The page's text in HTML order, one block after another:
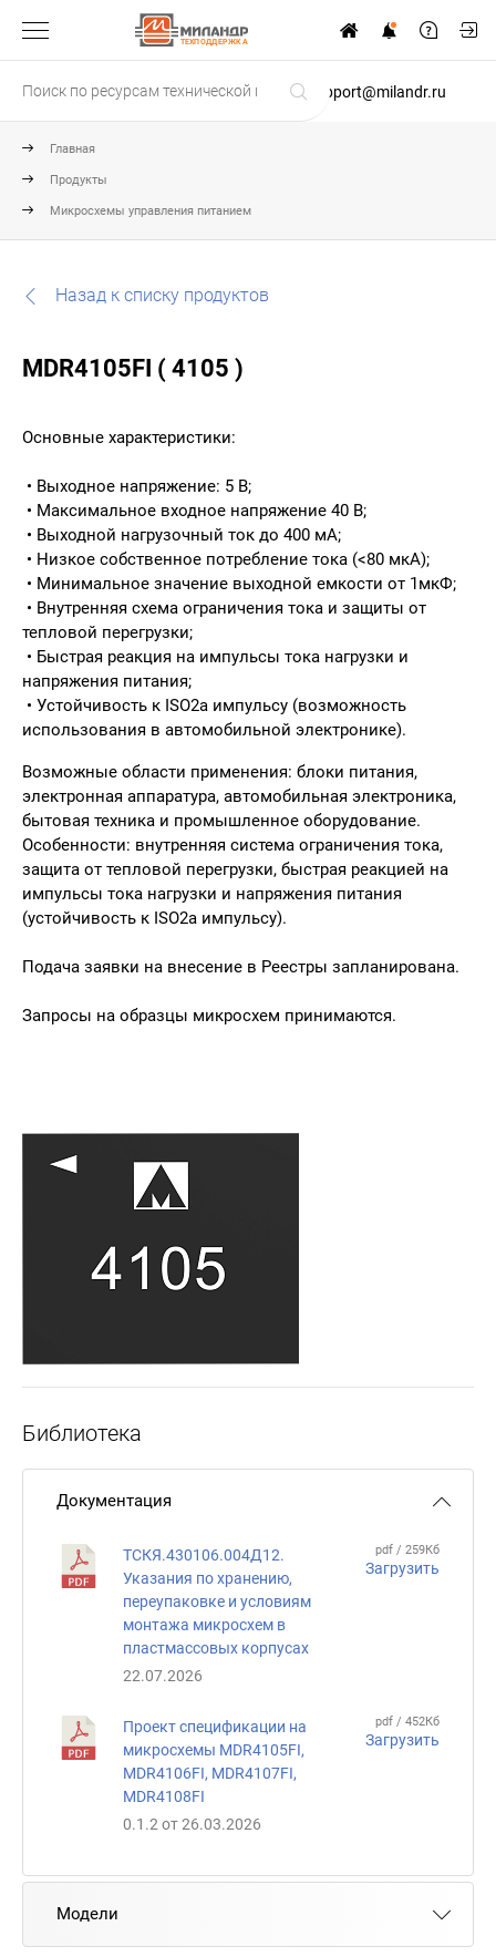
ТЕХПОДДЕРЖКА
support@milandr.ru
Главная
Продукты
Микросхемы управления питанием
Назад к списку продуктов
MDR4105FI ( 4105 )
Основные характеристики:
• Выходное напряжение: 5 В;
• Максимальное входное напряжение 40 В;
• Выходной нагрузочный ток до 400 мА;
• Низкое собственное потребление тока (<80 мкА);
• Минимальное значение выходной емкости от 1мкФ;
• Внутренняя схема ограничения тока и защиты от
тепловой перегрузки;
• Быстрая реакция на импульсы тока нагрузки и
напряжения питания;
• Устойчивость к ISO2a импульсу (возможность
использования в автомобильной электронике).
Возможные области применения: блоки питания,
электронная аппаратура, автомобильная электроника,
бытовая техника и промышленное оборудование.
Особенности: внутренняя система ограничения тока,
защита от тепловой перегрузки, быстрая реакцией на
импульсы тока нагрузки и напряжения питания
(устойчивость к ISO2a импульсу).
Подача заявки на внесение в Реестры запланирована.
Запросы на образцы микросхем принимаются.
Библиотека
Документация
ТСКЯ.430106.004Д12.
Указания по хранению,
переупаковке и условиям
монтажа микросхем в
пластмассовых корпусах
22.07.2026
pdf / 259Кб
Загрузить
Проект спецификации на
микросхемы MDR4105FI,
MDR4106FI, MDR4107FI,
MDR4108FI
0.1.2 от 26.03.2026
pdf / 452Кб
Загрузить
Модели